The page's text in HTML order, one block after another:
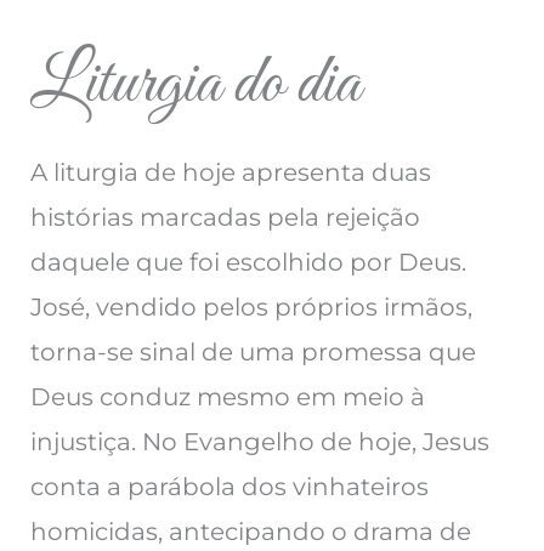
Liturgia do dia
A liturgia de hoje apresenta duas
histórias marcadas pela rejeição
daquele que foi escolhido por Deus.
José, vendido pelos próprios irmãos,
torna-se sinal de uma promessa que
Deus conduz mesmo em meio à
injustiça. No Evangelho de hoje, Jesus
conta a parábola dos vinhateiros
homicidas, antecipando o drama de